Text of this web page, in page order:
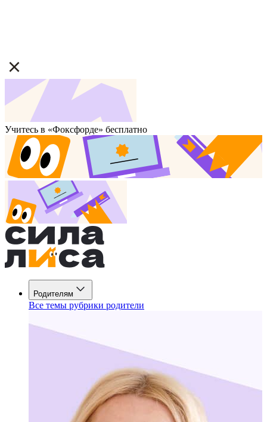
Учитесь в «Фоксфорде» бесплатно
Родителям
Все темы рубрики родители